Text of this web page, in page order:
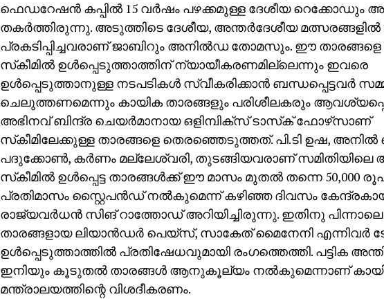
ഫെഡറേഷന്‍ കപ്പില്‍ 15 വര്‍ഷം പഴക്കമുള്ള ദേശീയ റെക്കോഡും
തകര്‍ത്തിരുന്നു. അടുത്തിടെ ദേശീയ, അന്തര്‍ദേശീയ മത്സരങ്ങളില്‍
പ്രകടിപ്പിച്ചവരാണ് ജാബിറും അനില്‍ഡ തോമസും. ഈ
സ്‌കീമില്‍ ഉള്‍പ്പെടുത്താത്തിന് ന്യായീകരണമില്ലെന്നും ഇവരെ
ഉള്‍പ്പെടുത്താനുള്ള നടപടികള്‍ സ്വീകരിക്കാന്‍ ബന്ധപ്പെട്ടവര്‍
ചെലുത്തണമെന്നും കായിക താരങ്ങളും പരിശീലകരും
അഭിനവ് ബിന്ദ്ര ചെയര്‍മാനായ ഒളിമ്പിക്‌സ് ടാസ്‌ക് ഫോഴ്‌സാണ്
സ്‌കീമിലേക്കുള്ള താരങ്ങളെ തെരഞ്ഞെടുത്തത്. പി.ടി ഉഷ, അനില്‍
പദുക്കോണ്‍, കര്‍ണം മല്ലേശ്വരി, തുടങ്ങിയവരാണ് സമിതിയിലെ
സ്‌കീമില്‍ ഉള്‍പ്പെട്ട താരങ്ങള്‍ക്ക് ഈ മാസം മുതല്‍ തന്നെ 50,000
പ്രതിമാസം സ്റ്റൈപന്‍ഡ് നല്‍കുമെന്ന് കഴിഞ്ഞ ദിവസം
രാജ്യവര്‍ധന്‍ സിങ് റാത്തോഡ് അറിയിച്ചിരുന്നു. ഇതിനു പിന്നാലെ
താരങ്ങളായ ലിയാന്‍ഡര്‍ പെയ്‌സ്, സാകേത് മൈനേനി എന്നിവര്‍
ഉള്‍പ്പെടുത്താത്തില്‍ പ്രതിഷേധവുമായി രംഗത്തെത്തി. പട്ടിക
ഇനിയും കൂടുതല്‍ താരങ്ങള്‍ ആനുകൂല്യം നല്‍കുമെന്നാണ്
മന്ത്രാലയത്തിന്റെ വിശദീകരണം.